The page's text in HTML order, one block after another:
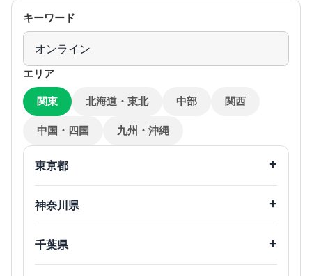
キーワード
エリア
関東 北海道・東北 中部 関西
中国・四国 九州・沖縄
東京都
23区内
港区
目黒区
神奈川県
川崎市
多摩区
千葉県